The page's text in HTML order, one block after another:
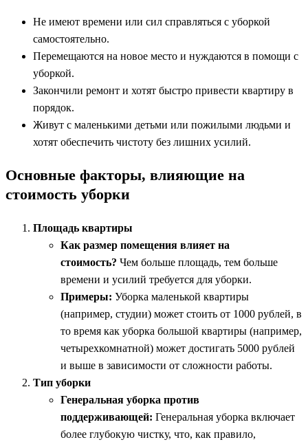
Не имеют времени или сил справляться с уборкой
самостоятельно.
Перемещаются на новое место и нуждаются в помощи с
уборкой.
Закончили ремонт и хотят быстро привести квартиру в
порядок.
Живут с маленькими детьми или пожилыми людьми и
хотят обеспечить чистоту без лишних усилий.
Основные факторы, влияющие на
стоимость уборки
Площадь квартиры
Как размер помещения влияет на
стоимость? Чем больше площадь, тем больше
времени и усилий требуется для уборки.
Примеры: Уборка маленькой квартиры
(например, студии) может стоить от 1000 рублей, в
то время как уборка большой квартиры (например,
четырехкомнатной) может достигать 5000 рублей
и выше в зависимости от сложности работы.
Тип уборки
Генеральная уборка против
поддерживающей: Генеральная уборка включает
более глубокую чистку, что, как правило,